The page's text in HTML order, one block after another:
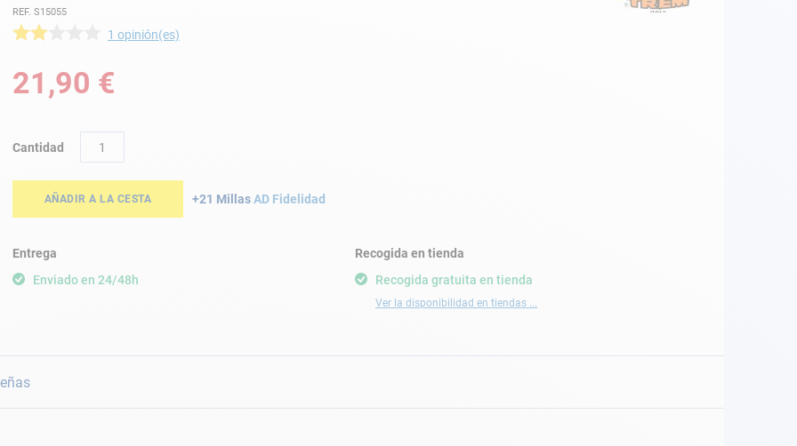
REF. S15055
1 opinión(es)
21,90 €
Cantidad
AÑADIR A LA CESTA +21 MillasAD Fidelidad
Entrega
Enviado en 24/48h
Recogida gratuita en tienda
Ver la disponibilidad en tiendas ...
Recogida en tienda